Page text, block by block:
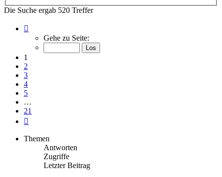
Die Suche ergab 520 Treffer
von
Gehe zu Seite:
1
2
3
4
5
…
21
Themen
Antworten
Zugriffe
Letzter Beitrag